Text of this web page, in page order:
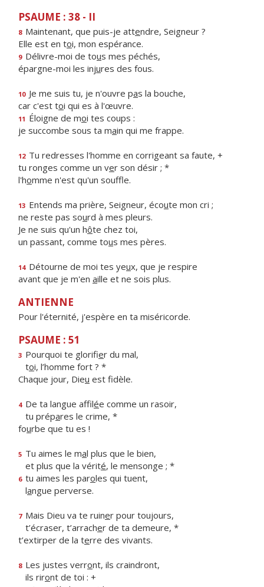
PSAUME : 38 - II
8 Maintenant, que puis-je attendre, Seigneur ?
Elle est en toi, mon espérance.
9 Délivre-moi de tous mes péchés,
épargne-moi les injures des fous.
10 Je me suis tu, je n'ouvre pas la bouche,
car c'est toi qui es à l'œuvre.
11 Éloigne de moi tes coups :
je succombe sous ta main qui me frappe.
12 Tu redresses l'homme en corrigeant sa faute, +
tu ronges comme un ver son désir ; *
l'homme n'est qu'un souffle.
13 Entends ma prière, Seigneur, écoute mon cri ;
ne reste pas sourd à mes pleurs.
Je ne suis qu'un hôte chez toi,
un passant, comme tous mes pères.
14 Détourne de moi tes yeux, que je respire
avant que je m'en aille et ne sois plus.
ANTIENNE
Pour l'éternité, j'espère en ta miséricorde.
PSAUME : 51
3 Pourquoi te glorifier du mal,
toi, l’homme fort ? *
Chaque jour, Dieu est fidèle.
4 De ta langue affilée comme un rasoir,
tu prépares le crime, *
fourbe que tu es !
5 Tu aimes le mal plus que le bien,
et plus que la vérité, le mensonge ; *
6 tu aimes les paroles qui tuent,
langue perverse.
7 Mais Dieu va te ruiner pour toujours,
t’écraser, t’arracher de ta demeure, *
t’extirper de la terre des vivants.
8 Les justes verront, ils craindront,
ils riront de toi : +